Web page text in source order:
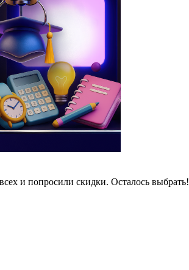
и попросили скидки. Осталось выбрать!